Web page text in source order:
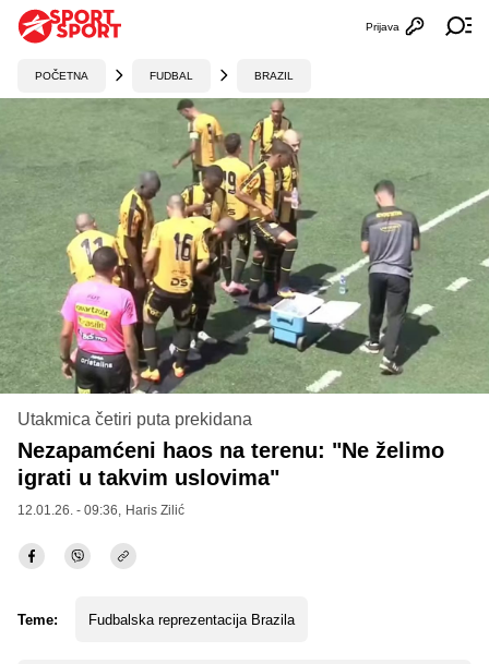
Otvori
Prijava
POČETNA FUDBAL BRAZIL
Utakmica četiri puta prekidana
Nezapamćeni haos na terenu: "Ne želimo
igrati u takvim uslovima"
12.01.26. - 09:36, Haris Zilić
Teme: Fudbalska reprezentacija Brazila